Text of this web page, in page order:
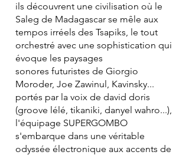
ils découvrent une civilisation où le
Saleg de Madagascar se mêle aux
tempos irréels des Tsapiks, le tout
orchestré avec une sophistication qui
évoque les paysages
sonores futuristes de Giorgio
Moroder, Joe Zawinul, Kavinsky...
portés par la voix de david doris
(groove lélé, tikaniki, danyel wahro...),
l'équipage SUPERGOMBO
s'embarque dans une véritable
odyssée électronique aux accents de